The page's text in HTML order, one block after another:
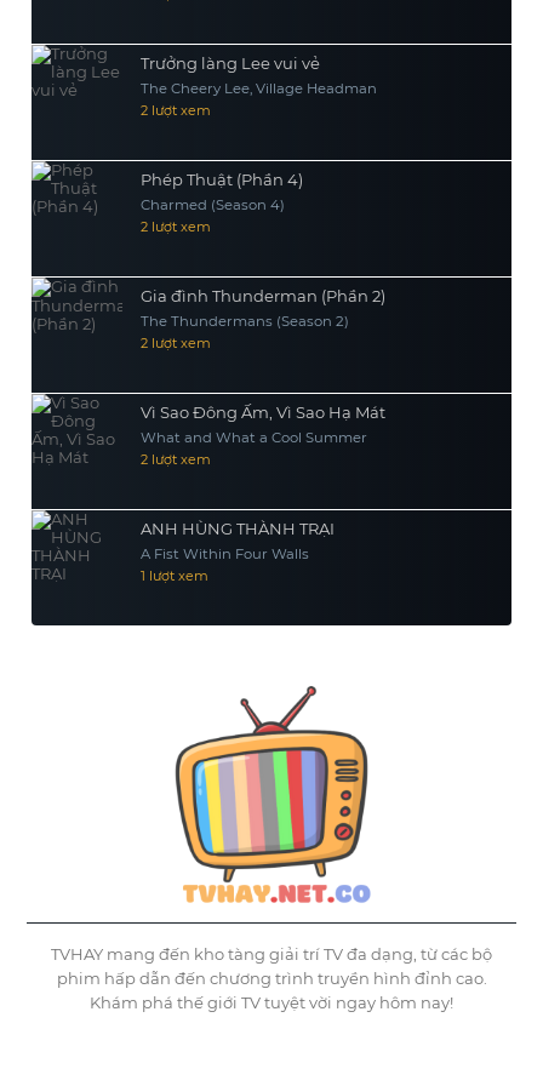
Trưởng làng Lee vui vẻ
The Cheery Lee, Village Headman
2 lượt xem
Phép Thuật (Phần 4)
Charmed (Season 4)
2 lượt xem
Gia đình Thunderman (Phần 2)
The Thundermans (Season 2)
2 lượt xem
Vì Sao Đông Ấm, Vì Sao Hạ Mát
What and What a Cool Summer
2 lượt xem
ANH HÙNG THÀNH TRẠI
A Fist Within Four Walls
1 lượt xem
TVHAY mang đến kho tàng giải trí TV đa dạng, từ các bộ
phim hấp dẫn đến chương trình truyền hình đỉnh cao.
Khám phá thế giới TV tuyệt vời ngay hôm nay!